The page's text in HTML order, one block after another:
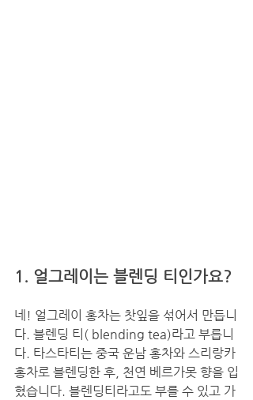
1. 얼그레이는 블렌딩 티인가요?
네! 얼그레이 홍차는 찻잎을 섞어서 만듭니
다. 블렌딩 티( blending tea)라고 부릅니
다. 타스타티는 중국 운남 홍차와 스리랑카
홍차로 블렌딩한 후, 천연 베르가못 향을 입
혔습니다. 블렌딩티라고도 부를 수 있고 가